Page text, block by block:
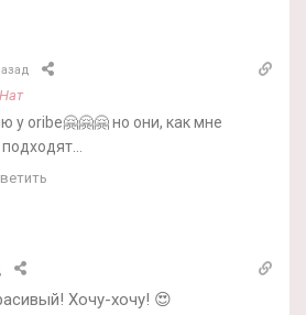
Нат
у oribe🤗🤗🤗 но они, как мне
Хочу-хочу! 😍